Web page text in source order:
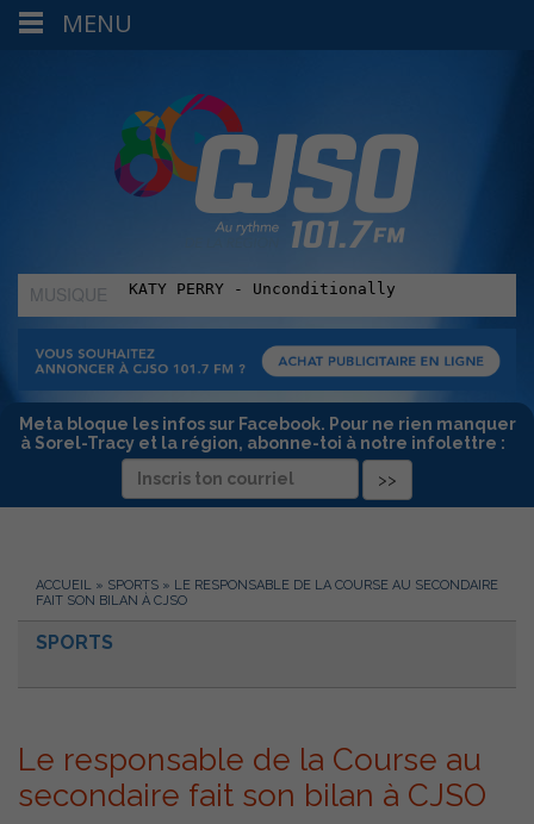
MUSIQUE
:
Meta bloque les infos sur Facebook. Pour ne rien manquer
à Sorel-Tracy et la région, abonne-toi à notre infolettre :
ACCUEIL » SPORTS » LE RESPONSABLE DE LA COURSE AU SECONDAIRE
FAIT SON BILAN À CJSO
SPORTS
Le responsable de la Course au
secondaire fait son bilan à CJSO
MENU